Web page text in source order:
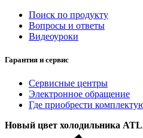
Поиск по продукту
Вопросы и ответы
Видеоуроки
Гарантия и сервис
Сервисные центры
Электронное обращение
Где приобрести
Новый цвет холодильника